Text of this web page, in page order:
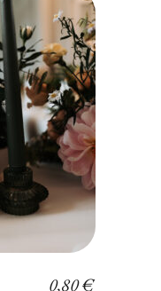
0,80€